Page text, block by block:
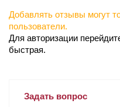
Добавлять отзывы могут
пользователи.
Для авторизации
быстрая.
Задать вопрос